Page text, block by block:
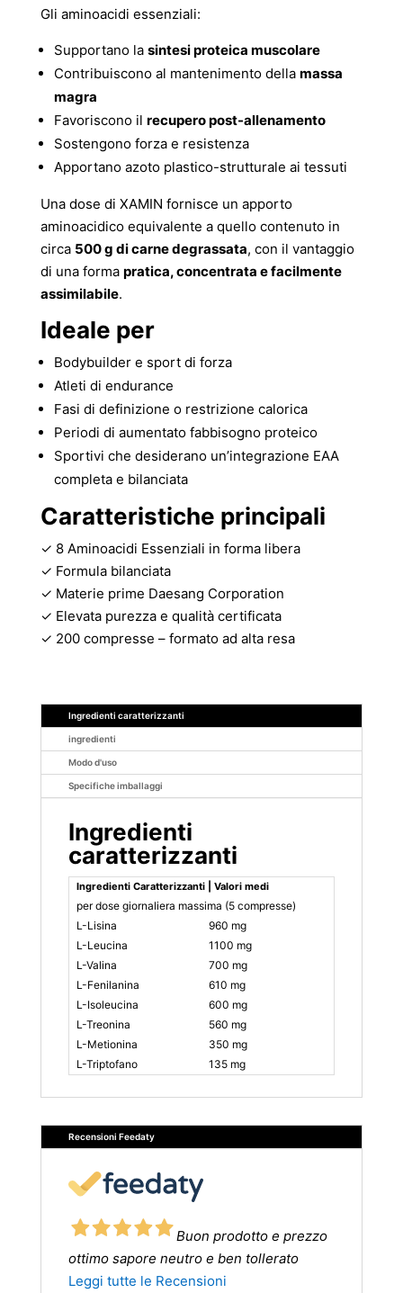
Gli aminoacidi essenziali:
Supportano la sintesi proteica muscolare
Contribuiscono al mantenimento della massa
magra
Favoriscono il recupero post-allenamento
Sostengono forza e resistenza
Apportano azoto plastico-strutturale ai tessuti
Una dose di XAMIN fornisce un apporto
aminoacidico equivalente a quello contenuto in
circa 500 g di carne degrassata, con il vantaggio
di una forma pratica, concentrata e facilmente
assimilabile.
Ideale per
Bodybuilder e sport di forza
Atleti di endurance
Fasi di definizione o restrizione calorica
Periodi di aumentato fabbisogno proteico
Sportivi che desiderano un’integrazione EAA
completa e bilanciata
Caratteristiche principali
✓ 8 Aminoacidi Essenziali in forma libera
✓ Formula bilanciata
✓ Materie prime Daesang Corporation
✓ Elevata purezza e qualità certificata
✓ 200 compresse – formato ad alta resa
Ingredienti caratterizzanti
ingredienti
Modo d'uso
Specifiche imballaggi
Ingredienti
caratterizzanti
Ingredienti Caratterizzanti | Valori medi
per dose giornaliera massima (5 compresse)
L-Lisina
960 mg
L-Leucina
1100 mg
L-Valina
700 mg
L-Fenilanina
610 mg
L-Isoleucina
600 mg
L-Treonina
560 mg
L-Metionina
350 mg
L-Triptofano
135 mg
Recensioni Feedaty
Buon prodotto e prezzo
ottimo sapore neutro e ben tollerato
Leggi tutte le Recensioni